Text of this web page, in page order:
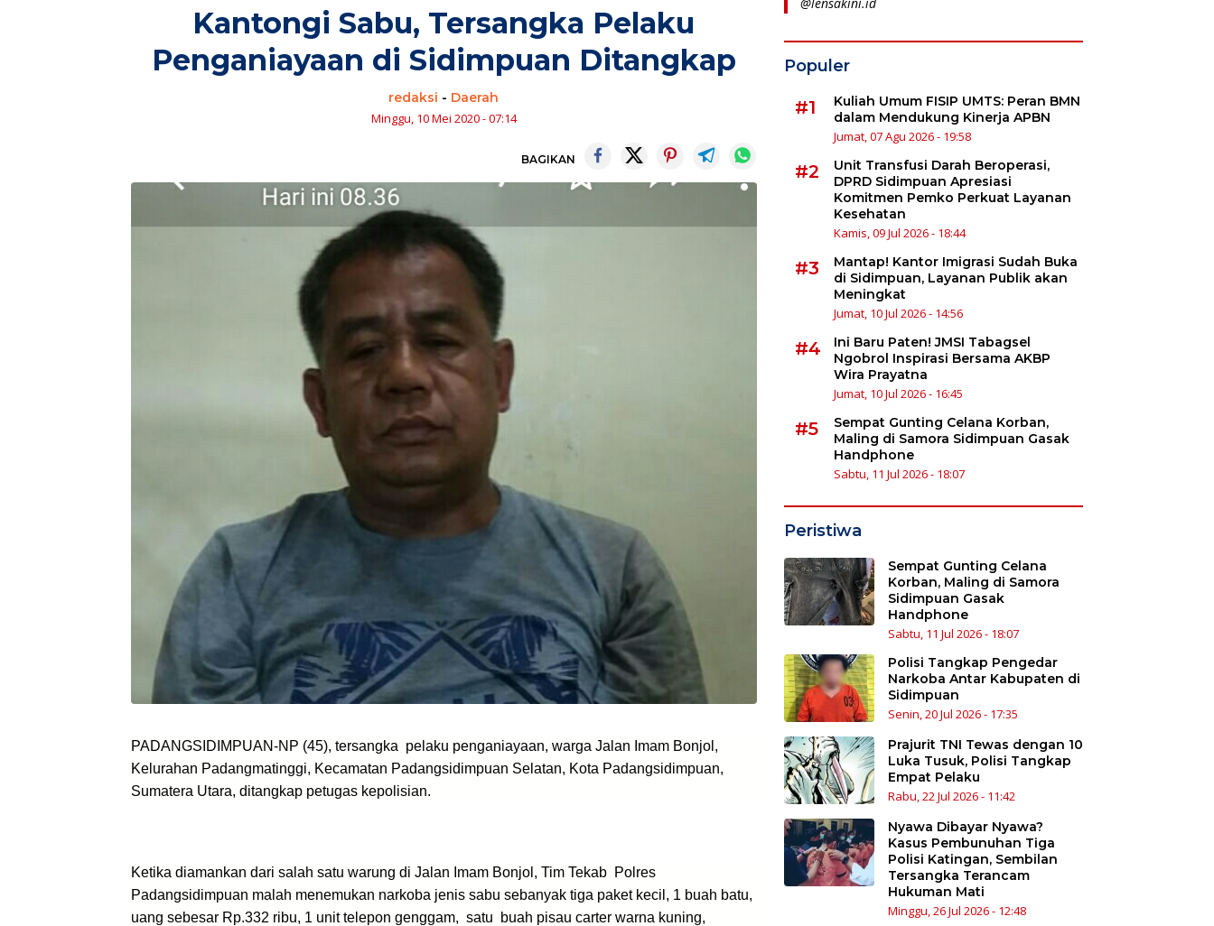
Kantongi Sabu, Tersangka Pelaku
Penganiayaan di Sidimpuan Ditangkap
redaksi - Daerah
Minggu, 10 Mei 2020 - 07:14
BAGIKAN
PADANGSIDIMPUAN-NP (45), tersangka pelaku penganiayaan, warga Jalan Imam Bonjol,
Kelurahan Padangmatinggi, Kecamatan Padangsidimpuan Selatan, Kota Padangsidimpuan,
Sumatera Utara, ditangkap petugas kepolisian.
Ketika diamankan dari salah satu warung di Jalan Imam Bonjol, Tim Tekab Polres
Padangsidimpuan malah menemukan narkoba jenis sabu sebanyak tiga paket kecil, 1 buah batu,
uang sebesar Rp.332 ribu, 1 unit telepon genggam, satu
buah pisau carter warna kuning,
Populer
#1
Kuliah Umum FISIP UMTS: Peran BMN
dalam Mendukung Kinerja APBN
Jumat, 07 Agu 2026 - 19:58
#2
Unit Transfusi Darah Beroperasi,
DPRD Sidimpuan Apresiasi
Komitmen Pemko Perkuat Layanan
Kesehatan
Kamis, 09 Jul 2026 - 18:44
#3
Mantap! Kantor Imigrasi Sudah Buka
di Sidimpuan, Layanan Publik akan
Meningkat
Jumat, 10 Jul 2026 - 14:56
#4
Ini Baru Paten! JMSI Tabagsel
Ngobrol Inspirasi Bersama AKBP
Wira Prayatna
Jumat, 10 Jul 2026 - 16:45
#5
Sempat Gunting Celana Korban,
Maling di Samora Sidimpuan Gasak
Handphone
Sabtu, 11 Jul 2026 - 18:07
Peristiwa
Sempat Gunting Celana
Korban, Maling di Samora
Sidimpuan Gasak
Handphone
Sabtu, 11 Jul 2026 - 18:07
Polisi Tangkap Pengedar
Narkoba Antar Kabupaten di
Sidimpuan
Senin, 20 Jul 2026 - 17:35
Prajurit TNI Tewas dengan 10
Luka Tusuk, Polisi Tangkap
Empat Pelaku
Rabu, 22 Jul 2026 - 11:42
Nyawa Dibayar Nyawa?
Kasus Pembunuhan Tiga
Polisi Katingan, Sembilan
Tersangka Terancam
Hukuman Mati
Minggu, 26 Jul 2026 - 12:48